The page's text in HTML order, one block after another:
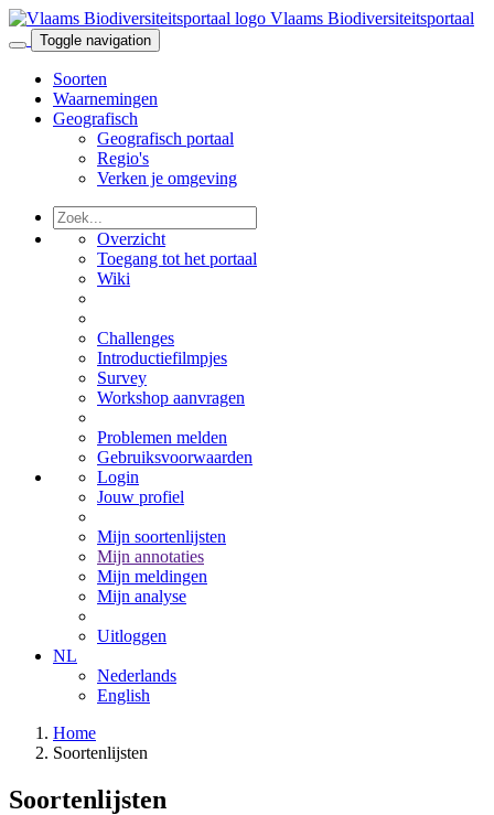
Vlaams Biodiversiteitsportaal
Toggle navigation
Soorten
Waarnemingen
Geografisch
Geografisch portaal
Regio's
Verken je omgeving
Overzicht
Toegang tot het portaal
Wiki
Challenges
Introductiefilmpjes
Survey
Workshop aanvragen
Problemen melden
Gebruiksvoorwaarden
Login
Jouw profiel
Mijn soortenlijsten
Mijn annotaties
Mijn meldingen
Mijn analyse
Uitloggen
NL
Nederlands
English
Home
Soortenlijsten
Soortenlijsten